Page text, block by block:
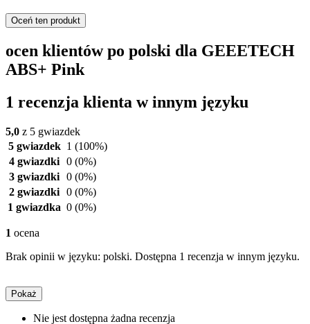
Oceń ten produkt
ocen klientów po polski dla GEEETECH
ABS+ Pink
1 recenzja klienta w innym języku
5,0 z 5 gwiazdek
5 gwiazdek 1 (100%)
4 gwiazdki 0 (0%)
3 gwiazdki 0 (0%)
2 gwiazdki 0 (0%)
1 gwiazdka 0 (0%)
1 ocena
Brak opinii w języku: polski. Dostępna 1 recenzja w innym języku.
Pokaż
Nie jest dostępna żadna recenzja